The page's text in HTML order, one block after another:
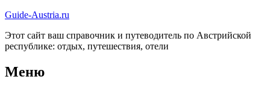
Guide-Austria.ru
Этот сайт ваш справочник и путеводитель по Австрийской
республике: отдых, путешествия, отели
Меню